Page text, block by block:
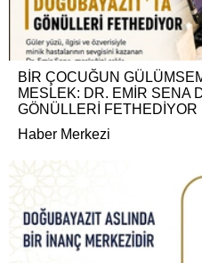
BİR ÇOCUĞUN
MESLEK: DR. EMİR SENA
GÖNÜLLERİ FETHEDİYOR
Haber Merkezi